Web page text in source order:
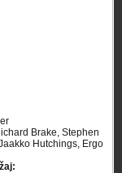
Brake, Stephen
Hutchings, Ergo